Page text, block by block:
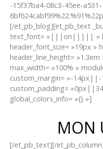
-15f37ba4-08c3-45ee-a531-
[/et_pb_blog][et_pb_text
text_font= »|||on||||| »
header_font_size= »19px »
header_line_height=
max_width= »100% »
custom_margin= »-
custom_padding=
global_colors_info= »{} »]
MON
[/et_pb_text][/